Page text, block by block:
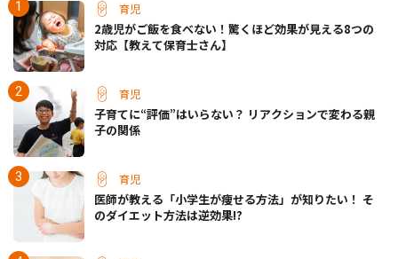
育児
2歳児がご飯を食べない！驚くほど効果が見える8つの
対応【教えて保育士さん】
育児
子育てに“評価”はいらない？ リアクションで変わる親
子の関係
育児
医師が教える「小学生が痩せる方法」が知りたい！ そ
のダイエット方法は逆効果!?